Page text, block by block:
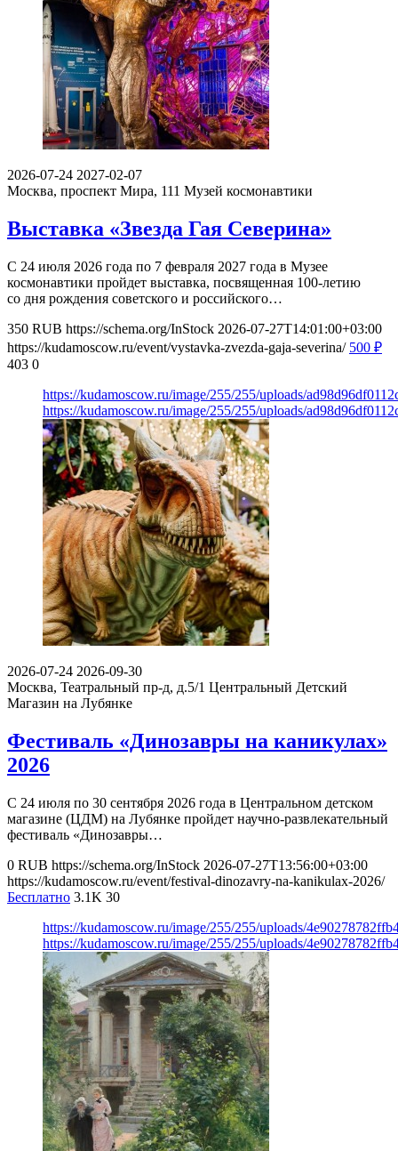
2026-07-24 2027-02-07
Москва, проспект Мира, 111 Музей космонавтики
Выставка «Звезда Гая Северина»
С 24 июля 2026 года по 7 февраля 2027 года в Музее
космонавтики пройдет выставка, посвященная 100-летию
со дня рождения советского и российского…
350 RUB https://schema.org/InStock 2026-07-27T14:01:00+03:00
https://kudamoscow.ru/event/vystavka-zvezda-gaja-severina/ 500 ₽
403 0
https://kudamoscow.ru/image/255/255/uploads/
https://kudamoscow.ru/image/255/255/uploads/
2026-07-24 2026-09-30
Москва, Театральный пр-д, д.5/1 Центральный Детский
Магазин на Лубянке
Фестиваль «Динозавры на каникулах»
2026
С 24 июля по 30 сентября 2026 года в Центральном детском
магазине (ЦДМ) на Лубянке пройдет научно-развлекательный
фестиваль «Динозавры…
0 RUB https://schema.org/InStock 2026-07-27T13:56:00+03:00
https://kudamoscow.ru/event/festival-dinozavry-na-kanikulax-2026/
Бесплатно 3.1K 30
https://kudamoscow.ru/image/255/255/uploads/
https://kudamoscow.ru/image/255/255/uploads/